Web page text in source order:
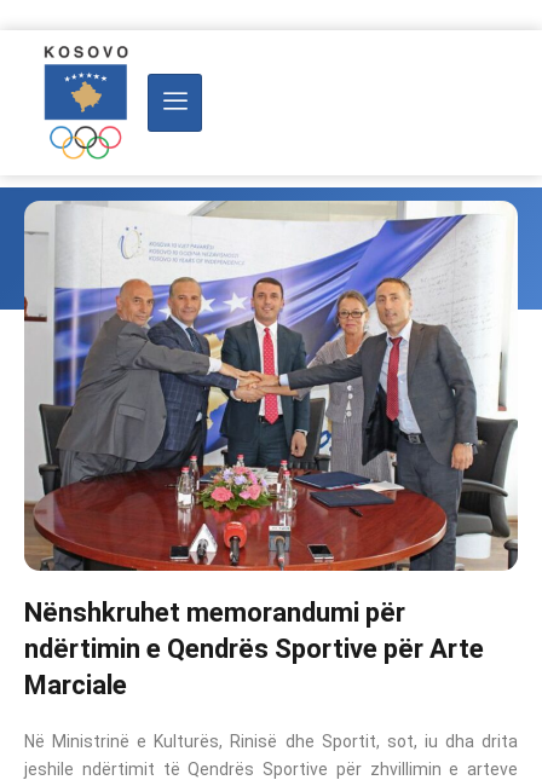
Nënshkruhet memorandumi për
ndërtimin e Qendrës Sportive për Arte
Marciale
Në Ministrinë e Kulturës, Rinisë dhe Sportit, sot, iu dha drita
jeshile ndërtimit të Qendrës Sportive për zhvillimin e arteve